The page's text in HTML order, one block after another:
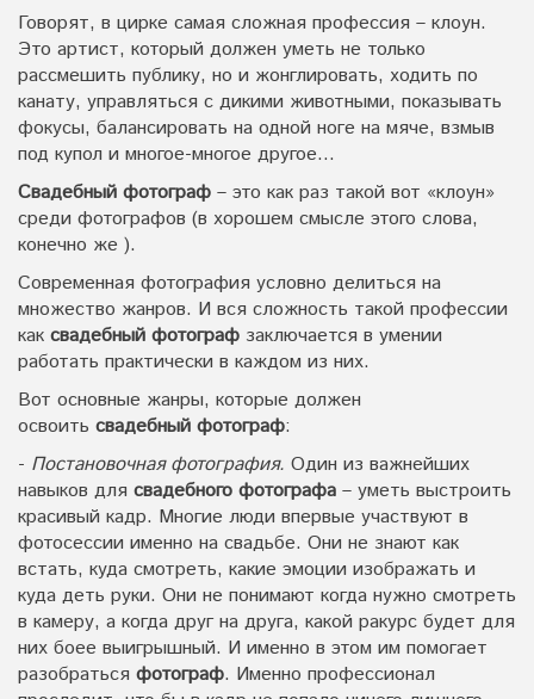
Говорят, в цирке самая сложная профессия – клоун.
Это артист, который должен уметь не только
рассмешить публику, но и жонглировать, ходить по
канату, управляться с дикими животными, показывать
фокусы, балансировать на одной ноге на мяче, взмыв
под купол и многое-многое другое…
Свадебный фотограф – это как раз такой вот «клоун»
среди фотографов (в хорошем смысле этого слова,
конечно же ).
Современная фотография условно делиться на
множество жанров. И вся сложность такой профессии
как свадебный фотограф заключается в умении
работать практически в каждом из них.
Вот основные жанры, которые должен
освоить свадебный фотограф:
- Постановочная фотография. Один из важнейших
навыков для свадебного фотографа – уметь выстроить
красивый кадр. Многие люди впервые участвуют в
фотосессии именно на свадьбе. Они не знают как
встать, куда смотреть, какие эмоции изображать и
куда деть руки. Они не понимают когда нужно смотреть
в камеру, а когда друг на друга, какой ракурс будет для
них боее выигрышный. И именно в этом им помогает
разобраться фотограф. Именно профессионал